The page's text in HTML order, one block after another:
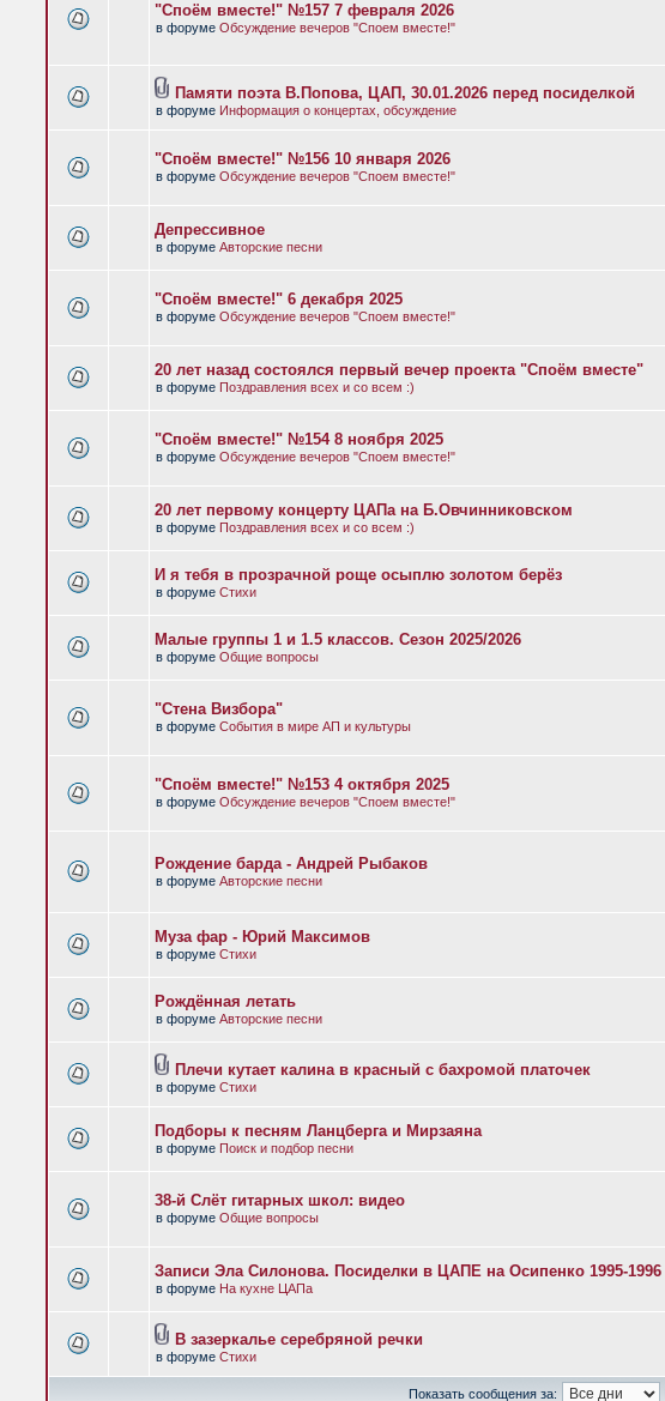
"Споём вместе!" №157 7 февраля 2026
в форуме Обсуждение вечеров "Споем вместе!"
Памяти поэта В.Попова, ЦАП, 30.01.2026 перед посиделкой
в форуме Информация о концертах, обсуждение
"Споём вместе!" №156 10 января 2026
в форуме Обсуждение вечеров "Споем вместе!"
Депрессивное
в форуме Авторские песни
"Споём вместе!" 6 декабря 2025
в форуме Обсуждение вечеров "Споем вместе!"
20 лет назад состоялся первый вечер проекта "Споём вместе"
в форуме Поздравления всех и со всем :)
"Споём вместе!" №154 8 ноября 2025
в форуме Обсуждение вечеров "Споем вместе!"
20 лет первому концерту ЦАПа на Б.Овчинниковском
в форуме Поздравления всех и со всем :)
И я тебя в прозрачной роще осыплю золотом берёз
в форуме Стихи
Малые группы 1 и 1.5 классов. Сезон 2025/2026
в форуме Общие вопросы
"Стена Визбора"
в форуме События в мире АП и культуры
"Споём вместе!" №153 4 октября 2025
в форуме Обсуждение вечеров "Споем вместе!"
Рождение барда - Андрей Рыбаков
в форуме Авторские песни
Муза фар - Юрий Максимов
в форуме Стихи
Рождённая летать
в форуме Авторские песни
Плечи кутает калина в красный с бахромой платочек
в форуме Стихи
Подборы к песням Ланцберга и Мирзаяна
в форуме Поиск и подбор песни
38-й Слёт гитарных школ: видео
в форуме Общие вопросы
Записи Эла Силонова. Посиделки в ЦАПЕ на Осипенко 1995-1996
в форуме На кухне ЦАПа
В зазеркалье серебряной речки
в форуме Стихи
Показать сообщения за: